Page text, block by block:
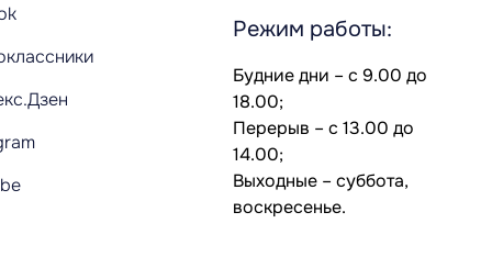
Режим работы:
Будние дни – с 9.00 до
18.00;
Перерыв – с 13.00 до
14.00;
Выходные – суббота,
воскресенье.